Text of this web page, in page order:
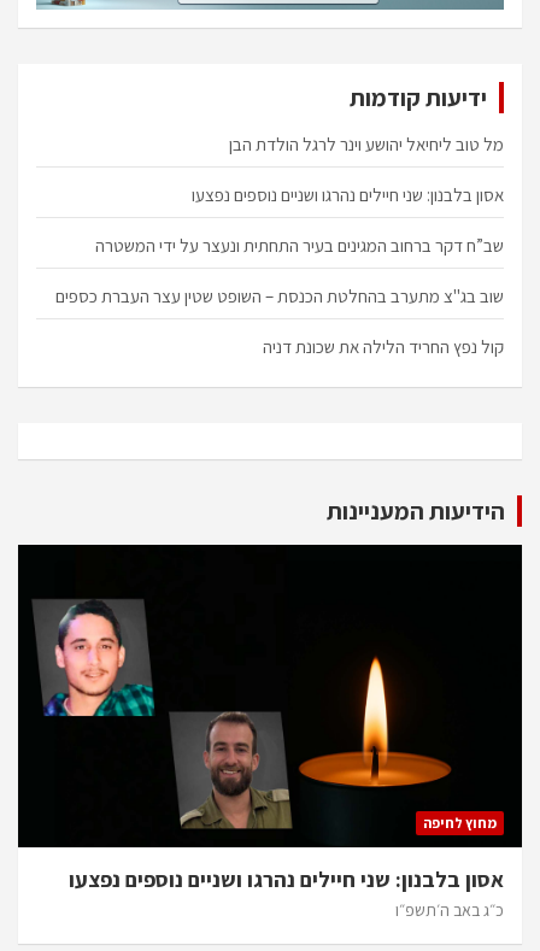
ידיעות קודמות
מל טוב ליחיאל יהושע וינר לרגל הולדת הבן
אסון בלבנון: שני חיילים נהרגו ושניים נוספים נפצעו
שב”ח דקר ברחוב המגינים בעיר התחתית ונעצר על ידי המשטרה
שוב בג"צ מתערב בהחלטת הכנסת – השופט שטין עצר העברת כספים
קול נפץ החריד הלילה את שכונת דניה
הידיעות המעניינות
מחוץ לחיפה
אסון בלבנון: שני חיילים נהרגו ושניים נוספים נפצעו
כ״ג באב ה׳תשפ״ו